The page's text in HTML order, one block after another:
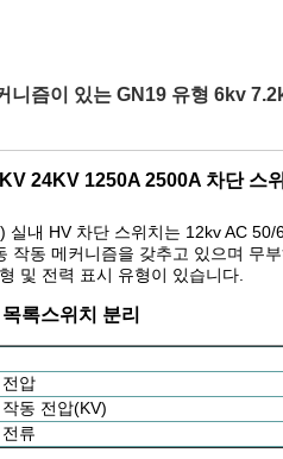
니즘이 있는 GN19 유형 6kv
24KV 1250A 2500A 차단 스
실내 HV 차단 스위치는 12kv AC
작동 메커니즘을 갖추고 있으며 무
및 전력 표시 유형이 있습니다.
록스위치 분리
압
동 전압(KV)
류